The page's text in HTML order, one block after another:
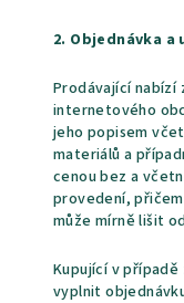
2. Objednávka a
Prodávající nabízí
internetového
jeho popisem
materiálů a
cenou bez a
provedení,
může mírně lišit
Kupující v
vyplnit